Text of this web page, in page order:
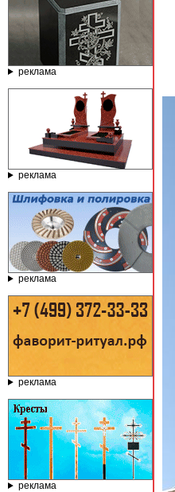
реклама
реклама
реклама
реклама
реклама